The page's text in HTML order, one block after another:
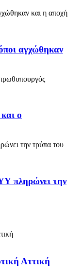
αγχώθηκαν
ο
πληρώνει την
Αττική